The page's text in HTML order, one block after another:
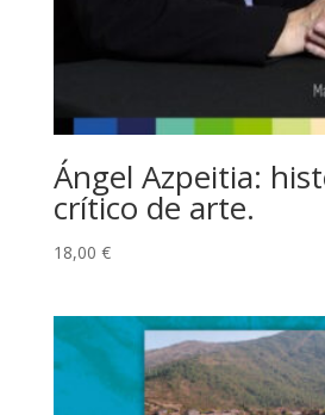
Ángel Azpeitia:
crítico de arte.
18,00 €